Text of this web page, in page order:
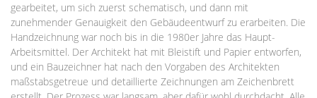
gearbeitet, um sich zuerst schematisch, und dann mit
zunehmender Genauigkeit den Gebäudeentwurf zu erarbeiten. Die
Handzeichnung war noch bis in die 1980er Jahre das Haupt-
Arbeitsmittel. Der Architekt hat mit Bleistift und Papier entworfen,
und ein Bauzeichner hat nach den Vorgaben des Architekten
maßstabsgetreue und detaillierte Zeichnungen am Zeichenbrett